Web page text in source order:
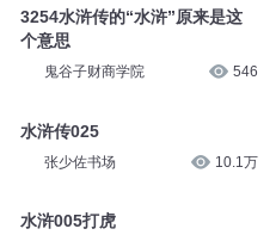
3254水浒传的“水浒”原来是这
个意思
鬼谷子财商学院 546
水浒传025
张少佐书场 10.1万
水浒005打虎